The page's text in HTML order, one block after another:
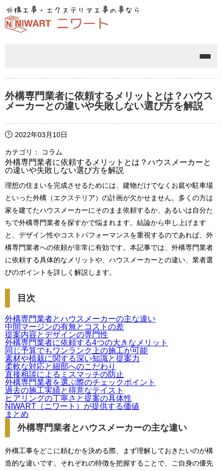
メニ
外構専門業者に依頼するメリットとは？ハウス
メーカーとの違いや失敗しない選び方を解説
2022年03月10日
カテゴリ： コラム
外構専門業者に依頼するメリットとは？ハウスメーカーと
の違いや失敗しない選び方を解説
理想の住まいを完成させるためには、建物だけでなくお庭や駐車場
といった外構（エクステリア）の計画が欠かせません。多くの方は
家を建てたハウスメーカーにそのまま依頼するか、あるいは自分た
ちで外構専門業者を探すかで悩まれます。結論から申し上げます
と、デザイン性やコストパフォーマンスを重視するのであれば、外
構専門業者への依頼が非常に有効です。本記事では、外構専門業者
に依頼する具体的なメリットや、ハウスメーカーとの違い、業者選
びのポイントを詳しく解説します。
目次
外構専門業者とハウスメーカーの主な違い
中間マージンの有無とコストの差
提案内容とデザインの専門性
外構専門業者に依頼する4つの大きなメリット
同じ予算でもワンランク上の施工が可能
素材や植栽に関する深い知識と提案力
柔軟な対応と細部へのこだわり
直接相談によるミスマッチの防止
外構専門業者を選ぶ際のチェックポイント
過去の施工実績と得意なテイスト
ヒアリングの丁寧さと提案の具体性
NIWART（ニワート）が提供する価値
まとめ
外構専門業者とハウスメーカーの主な違い
外構工事をどこに頼むかを決める際、まず理解しておきたいのが構
造的な違いです。それぞれの特徴を把握することで、ご自身の優先